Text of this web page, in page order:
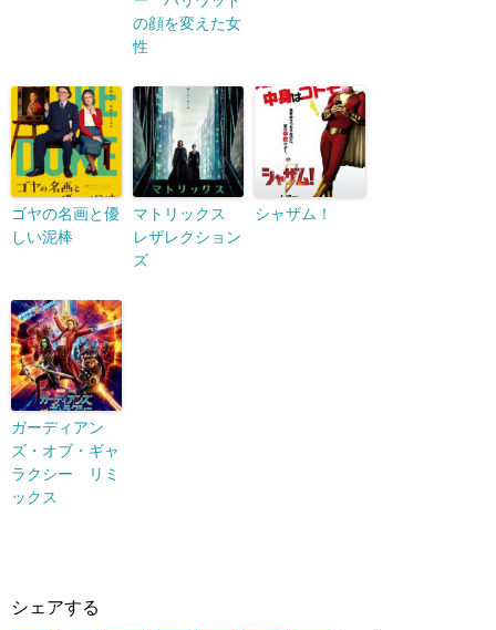
の顔を変えた女
性
ゴヤの名画と優
しい泥棒
マトリックス
レザレクション
ズ
シャザム！
ガーディアン
ズ・オブ・ギャ
ラクシー リミ
ックス
シェアする